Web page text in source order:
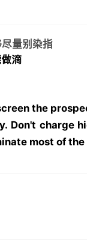
量别染指
滴
the
Don't charge
most of